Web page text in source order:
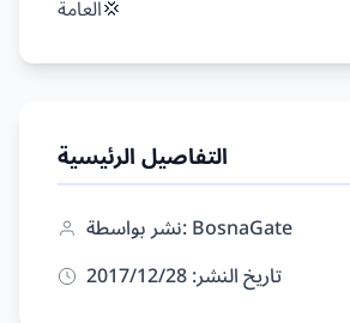
التفاصيل الرئيسية
نشر بواسطة: BosnaGate
تاريخ النشر: 28‏/12‏/2017